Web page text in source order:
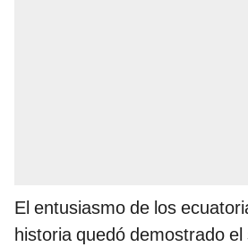
El entusiasmo de los
historia quedó demostrado